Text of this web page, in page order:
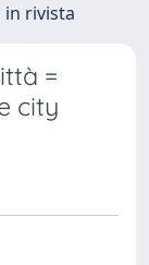
in rivista
=
city